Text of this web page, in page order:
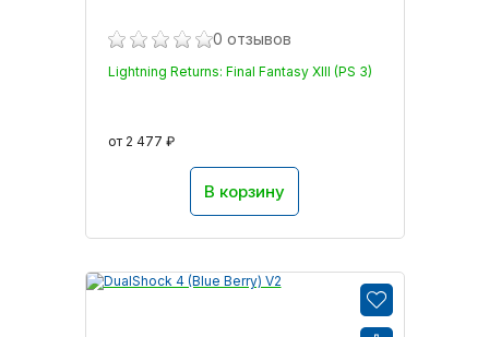
0 отзывов
Lightning Returns: Final Fantasy XIII (PS 3)
от 2 477 ₽
В корзину